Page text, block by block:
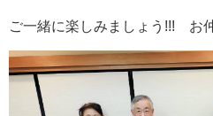
ご一緒に楽しみましょう!!! お